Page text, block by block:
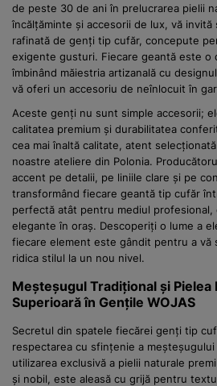
de peste 30 de ani în prelucrarea pielii
încălțăminte și accesorii de lux, vă
rafinată de genți tip cufăr, concepute
exigente gusturi. Fiecare geantă este o
îmbinând măiestria artizanală cu
vă oferi un accesoriu de neînlocuit în
Aceste genți nu sunt simple accesorii;
calitatea premium și durabilitatea
cea mai înaltă calitate, atent
noastre ateliere din Polonia.
accent pe detalii, pe liniile clare și pe
transformând fiecare geantă tip cufăr
perfectă atât pentru mediul profesional,
elegante în oraș. Descoperiți o lume a
fiecare element este gândit pentru a vă
ridica stilul la un nou nivel.
Meșteșugul Tradițional și Pielea
Superioară în Gențile WOJAS
Secretul din spatele fiecărei genți tip
respectarea cu sfințenie a
utilizarea exclusivă a pielii naturale
și nobil, este aleasă cu grijă pentru